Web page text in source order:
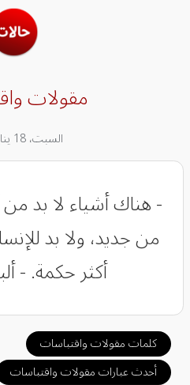
مقولات
السبت، 18 يناير 2025
- هناك أشياء لا بد
من جديد، ولا بد
أكثر حكمة. -
كلمات مقولات واقتباسات
أحدث عبارات مقولات واقتباسات